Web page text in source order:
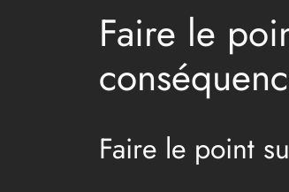
Faire le
Faire le point